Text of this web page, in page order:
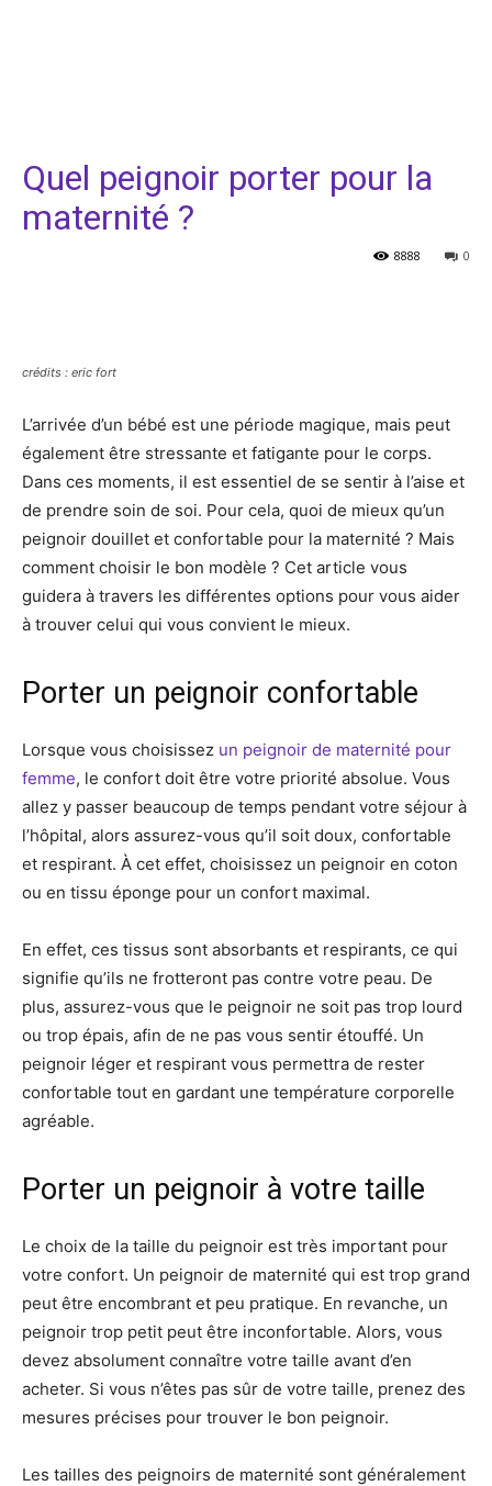
Quel peignoir porter pour la
maternité ?
0
8888
crédits : eric fort
L’arrivée d’un bébé est une période magique, mais peut
également être stressante et fatigante pour le corps.
Dans ces moments, il est essentiel de se sentir à l’aise et
de prendre soin de soi. Pour cela, quoi de mieux qu’un
peignoir douillet et confortable pour la maternité ? Mais
comment choisir le bon modèle ? Cet article vous
guidera à travers les différentes options pour vous aider
à trouver celui qui vous convient le mieux.
Porter un peignoir confortable
Lorsque vous choisissez un peignoir de maternité pour
femme, le confort doit être votre priorité absolue. Vous
allez y passer beaucoup de temps pendant votre séjour à
l’hôpital, alors assurez-vous qu’il soit doux, confortable
et respirant. À cet effet, choisissez un peignoir en coton
ou en tissu éponge pour un confort maximal.
En effet, ces tissus sont absorbants et respirants, ce qui
signifie qu’ils ne frotteront pas contre votre peau. De
plus, assurez-vous que le peignoir ne soit pas trop lourd
ou trop épais, afin de ne pas vous sentir étouffé. Un
peignoir léger et respirant vous permettra de rester
confortable tout en gardant une température corporelle
agréable.
Porter un peignoir à votre taille
Le choix de la taille du peignoir est très important pour
votre confort. Un peignoir de maternité qui est trop grand
peut être encombrant et peu pratique. En revanche, un
peignoir trop petit peut être inconfortable. Alors, vous
devez absolument connaître votre taille avant d’en
acheter. Si vous n’êtes pas sûr de votre taille, prenez des
mesures précises pour trouver le bon peignoir.
Les tailles des peignoirs de maternité sont généralement